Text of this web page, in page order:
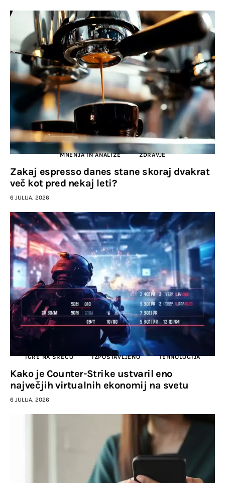
MNENJA IN ANALIZE ZDRAVJE
Zakaj espresso danes stane skoraj dvakrat
več kot pred nekaj leti?
6 JULIJA, 2026
IGRE NA SREČO IZPOSTAVLJENO TEHNOLOGIJA
Kako je Counter-Strike ustvaril eno
največjih virtualnih ekonomij na svetu
6 JULIJA, 2026